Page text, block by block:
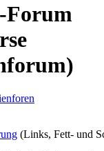
Forum
(Links, Fett- und